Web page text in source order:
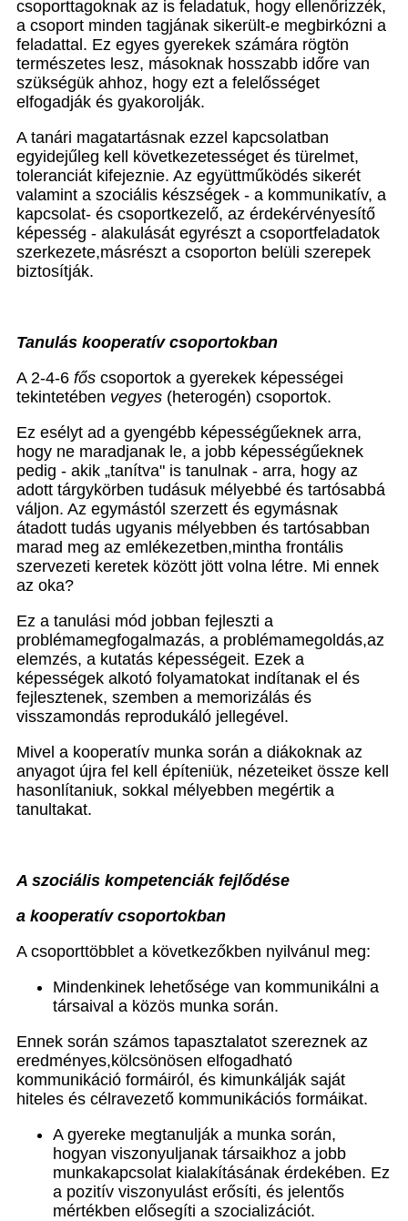
csoporttagoknak az is feladatuk, hogy ellenőrizzék,
a csoport minden tagjának sikerült-e megbirkózni a
feladattal. Ez egyes gyerekek számára rögtön
természetes lesz, másoknak hosszabb időre van
szükségük ahhoz, hogy ezt a felelősséget
elfogadják és gyakorolják.
A tanári magatartásnak ezzel kapcsolatban
egyidejűleg kell következetességet és türelmet,
toleranciát kifejeznie. Az együttműködés sikerét
valamint a szociális készségek - a kommunikatív, a
kapcsolat- és csoportkezelő, az érdekérvényesítő
képesség - alakulását egyrészt a csoportfeladatok
szerkezete,másrészt a csoporton belüli szerepek
biztosítják.
Tanulás kooperatív csoportokban
A 2-4-6 fős csoportok a gyerekek képességei
tekintetében vegyes (heterogén) csoportok.
Ez esélyt ad a gyengébb képességűeknek arra,
hogy ne maradjanak le, a jobb képességűeknek
pedig - akik „tanítva" is tanulnak - arra, hogy az
adott tárgykörben tudásuk mélyebbé és tartósabbá
váljon. Az egymástól szerzett és egymásnak
átadott tudás ugyanis mélyebben és tartósabban
marad meg az emlékezetben,mintha frontális
szervezeti keretek között jött volna létre. Mi ennek
az oka?
Ez a tanulási mód jobban fejleszti a
problémamegfogalmazás, a problémamegoldás,az
elemzés, a kutatás képességeit. Ezek a
képességek alkotó folyamatokat indítanak el és
fejlesztenek, szemben a memorizálás és
visszamondás reprodukáló jellegével.
Mivel a kooperatív munka során a diákoknak az
anyagot újra fel kell építeniük, nézeteiket össze kell
hasonlítaniuk, sokkal mélyebben megértik a
tanultakat.
A szociális kompetenciák fejlődése
a kooperatív csoportokban
A csoporttöbblet a következőkben nyilvánul meg:
Mindenkinek lehetősége van kommunikálni a
társaival a közös munka során.
Ennek során számos tapasztalatot szereznek az
eredményes,kölcsönösen elfogadható
kommunikáció formáiról, és kimunkálják saját
hiteles és célravezető kommunikációs formáikat.
A gyereke megtanulják a munka során,
hogyan viszonyuljanak társaikhoz a jobb
munkakapcsolat kialakításának érdekében. Ez
a pozitív viszonyulást erősíti, és jelentős
mértékben elősegíti a szocializációt.